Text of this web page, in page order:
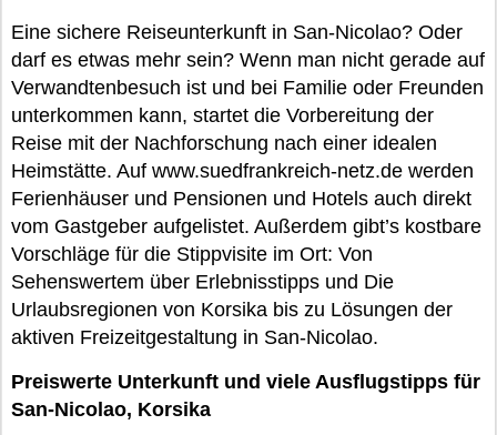
Eine sichere Reiseunterkunft in San-Nicolao? Oder
darf es etwas mehr sein? Wenn man nicht gerade auf
Verwandtenbesuch ist und bei Familie oder Freunden
unterkommen kann, startet die Vorbereitung der
Reise mit der Nachforschung nach einer idealen
Heimstätte. Auf www.suedfrankreich-netz.de werden
Ferienhäuser und Pensionen und Hotels auch direkt
vom Gastgeber aufgelistet. Außerdem gibt’s kostbare
Vorschläge für die Stippvisite im Ort: Von
Sehenswertem über Erlebnisstipps und Die
Urlaubsregionen von Korsika bis zu Lösungen der
aktiven Freizeitgestaltung in San-Nicolao.
Preiswerte Unterkunft und viele Ausflugstipps für
San-Nicolao, Korsika